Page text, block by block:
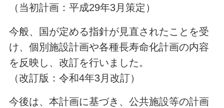
（当初計画：平成29年3月策定）
今般、国が定める指針が見直されたことを受
け、個別施設計画や各種長寿命化計画の内容
を反映し、改訂を行いました。
（改訂版：令和4年3月改訂）
今後は、本計画に基づき、公共施設等の計画